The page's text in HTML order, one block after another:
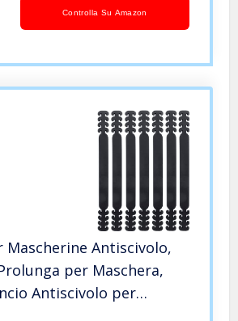
Controlla Su Amazon
Mascherine Antiscivolo,
per Maschera,
Antiscivolo per
Fascetta di Estensione